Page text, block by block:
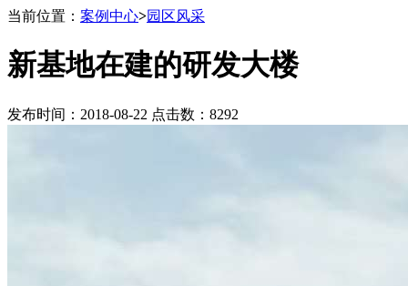
当前位置： 案例中心>园区风采
新基地在建的研发大楼
发布时间：2018-08-22 点击数：8292